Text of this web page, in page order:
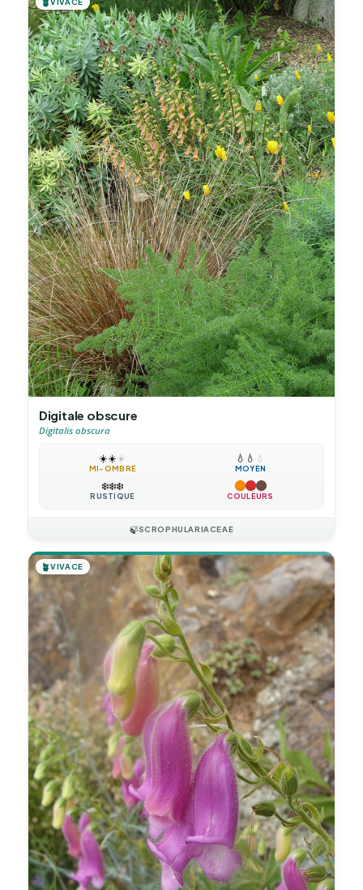
🪴
Digitale obscure
Digitalis obscura
☀️☀️☀️
MI-OMBRE
💧 💧 💧
MOYEN
❄️❄️❄️
RUSTIQUE COULEURS
🍃SCROPHULARIACEAE
🪴VIVACE